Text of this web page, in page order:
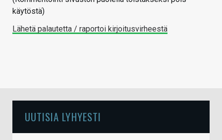
käytöstä)
Lähetä palautetta / raportoi kirjoitusvirheestä
UUTISIA LYHYESTI